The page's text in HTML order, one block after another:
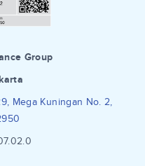
Group
Mega Kuningan No. 2,